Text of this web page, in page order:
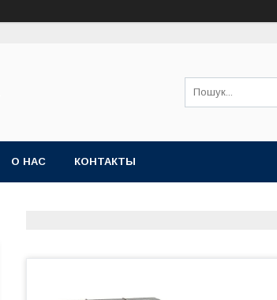
О НАС КОНТАКТЫ